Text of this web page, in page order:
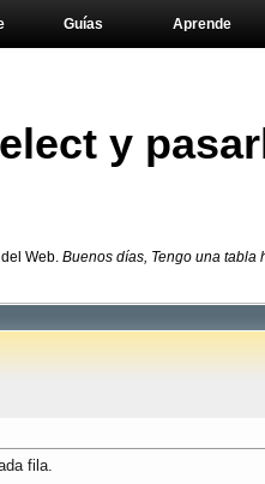
Aprende
Guías
y
Web. Buenos días, Tengo una tabla
fila.